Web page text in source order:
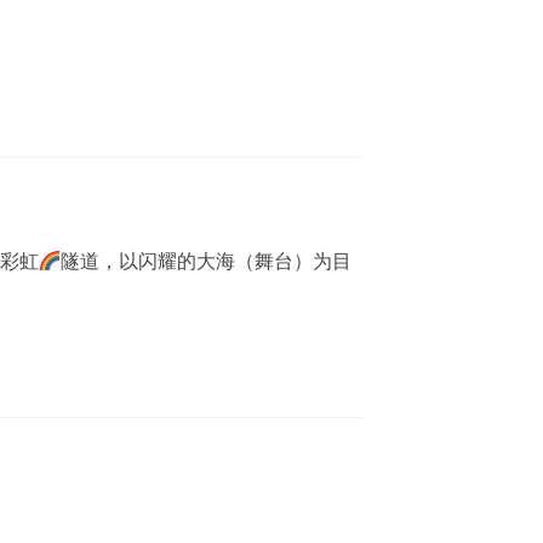
虹
隧道，以闪耀的大海（舞台）为目